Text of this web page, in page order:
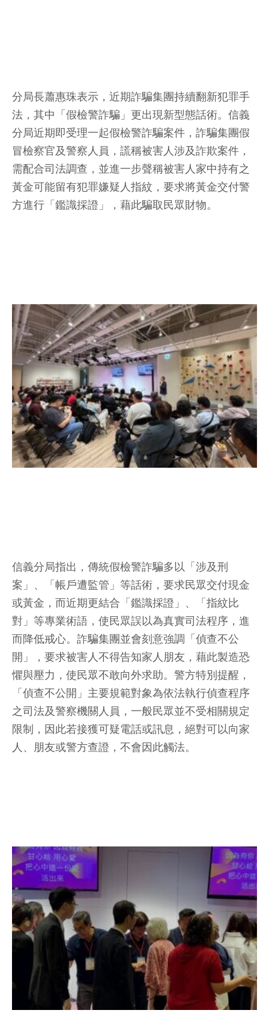
分局長蕭惠珠表示，近期詐騙集團持續翻新犯罪手
法，其中「假檢警詐騙」更出現新型態話術。信義
分局近期即受理一起假檢警詐騙案件，詐騙集團假
冒檢察官及警察人員，謊稱被害人涉及詐欺案件，
需配合司法調查，並進一步聲稱被害人家中持有之
黃金可能留有犯罪嫌疑人指紋，要求將黃金交付警
方進行「鑑識採證」，藉此騙取民眾財物。
信義分局指出，傳統假檢警詐騙多以「涉及刑
案」、「帳戶遭監管」等話術，要求民眾交付現金
或黃金，而近期更結合「鑑識採證」、「指紋比
對」等專業術語，使民眾誤以為真實司法程序，進
而降低戒心。詐騙集團並會刻意強調「偵查不公
開」，要求被害人不得告知家人朋友，藉此製造恐
懼與壓力，使民眾不敢向外求助。警方特別提醒，
「偵查不公開」主要規範對象為依法執行偵查程序
之司法及警察機關人員，一般民眾並不受相關規定
限制，因此若接獲可疑電話或訊息，絕對可以向家
人、朋友或警方查證，不會因此觸法。